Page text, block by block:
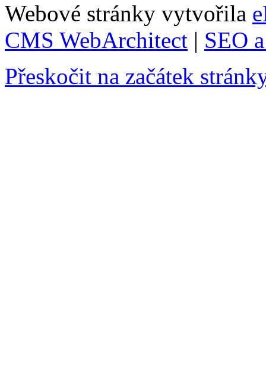
Webové stránky vytvořila
CMS WebArchitect | SEO
Přeskočit na začátek